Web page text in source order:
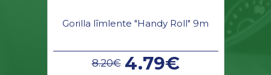
Gorilla līmlente "Handy Roll" 9m
8.20€ 4.79€